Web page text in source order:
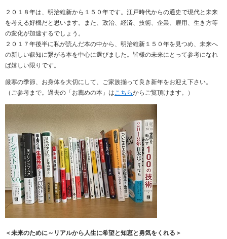
２０１８年は、明治維新から１５０年です。江戸時代からの通史で現代と未来
を考える好機だと思います。また、政治、経済、技術、企業、雇用、生き方等
の変化が加速するでしょう。
２０１７年後半に私が読んだ本の中から、明治維新１５０年を見つめ、未来へ
の新しい叡知に繋がる本を中心に選びました。皆様の未来にとって参考になれ
ば嬉しい限りです。
厳寒の季節、お身体を大切にして、ご家族揃って良き新年をお迎え下さい。
（ご参考まで。過去の「お薦めの本」はこちらからご覧頂けます。）
＜未来のために～リアルから人生に希望と知恵と勇気をくれる＞